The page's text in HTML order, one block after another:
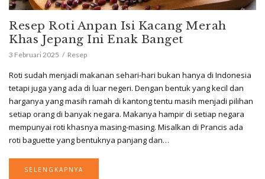
Resep Roti Anpan Isi Kacang Merah
Khas Jepang Ini Enak Banget
3 Februari 2025 Resep
Roti sudah menjadi makanan sehari-hari bukan hanya di Indonesia
tetapi juga yang ada di luar negeri. Dengan bentuk yang kecil dan
harganya yang masih ramah di kantong tentu masih menjadi pilihan
setiap orang di banyak negara. Makanya hampir di setiap negara
mempunyai roti khasnya masing-masing. Misalkan di Prancis ada
roti baguette yang bentuknya panjang dan…
SELENGKAPNYA